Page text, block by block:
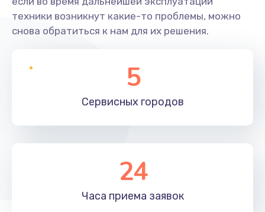
техники возникнут какие-то проблемы, можно
снова обратиться к нам для их решения.
5
Сервисных городов
24
Часа приема заявок